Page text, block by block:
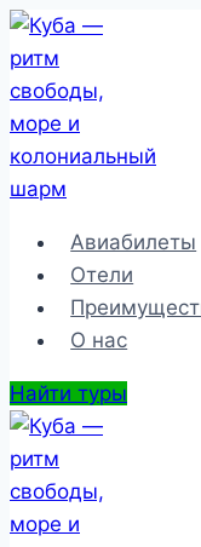
Перейти
к
содержимому
Авиабилеты
Отели
О нас
Найти туры